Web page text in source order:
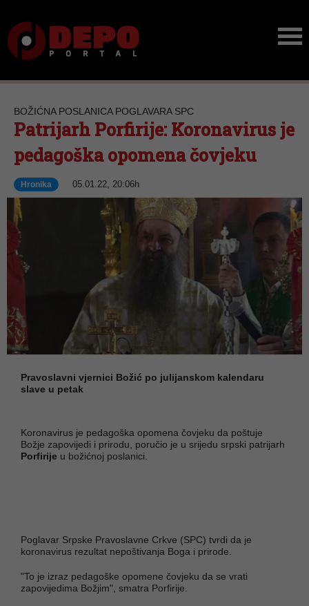
BOŽIĆNA POSLANICA POGLAVARA SPC
Patrijarh Porfirije: Koronavirus je
pedagoška opomena čovjeku
Hronika 05.01.22, 20:06h
Pravoslavni vjernici Božić po julijanskom kalendaru
slave u petak
Koronavirus je pedagoška opomena čovjeku da poštuje
Božje zapovijedi i prirodu, poručio je u srijedu srpski patrijarh
Porfirije u božićnoj poslanici.
Poglavar Srpske Pravoslavne Crkve (SPC) tvrdi da je
koronavirus rezultat nepoštivanja Boga i prirode.
"To je izraz pedagoške opomene čovjeku da se vrati
zapovijedima Božjim", smatra Porfirije.